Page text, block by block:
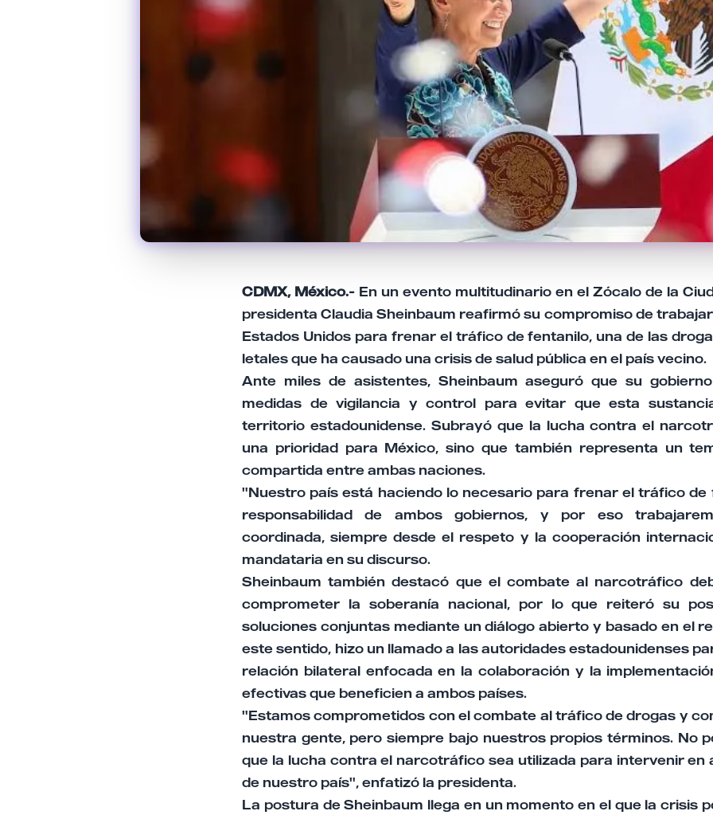
CDMX, México.- En un evento multitudinario en el Zócalo de la
presidenta Claudia Sheinbaum reafirmó su compromiso de
Estados Unidos para frenar el tráfico de fentanilo, una de las
letales que ha causado una crisis de salud pública en el país vecino.
Ante miles de asistentes, Sheinbaum aseguró que su
medidas de vigilancia y control para evitar que esta
territorio estadounidense. Subrayó que la lucha contra el
una prioridad para México, sino que también representa un
compartida entre ambas naciones.
"Nuestro país está haciendo lo necesario para frenar el tráfico de
responsabilidad de ambos gobiernos, y por eso
coordinada, siempre desde el respeto y la cooperación
mandataria en su discurso.
Sheinbaum también destacó que el combate al narcotráfico
comprometer la soberanía nacional, por lo que reiteró su
soluciones conjuntas mediante un diálogo abierto y basado en el
este sentido, hizo un llamado a las autoridades estadounidenses
relación bilateral enfocada en la colaboración y la
efectivas que beneficien a ambos países.
"Estamos comprometidos con el combate al tráfico de drogas y
nuestra gente, pero siempre bajo nuestros propios términos. No
que la lucha contra el narcotráfico sea utilizada para intervenir en
de nuestro país", enfatizó la presidenta.
La postura de Sheinbaum llega en un momento en el que la crisis